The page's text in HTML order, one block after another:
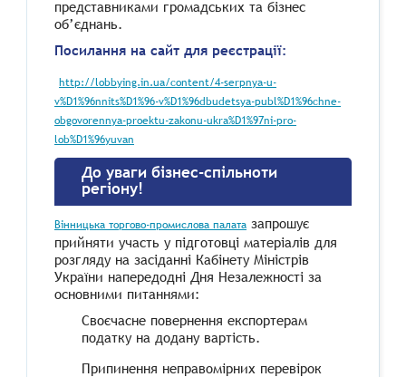
представниками громадських та бізнес
об’єднань.
Посилання на сайт для реєстрації:
http://lobbying.in.ua/content/4-serpnya-u-
v%D1%96nnits%D1%96-v%D1%96dbudetsya-publ%D1%96chne-
obgovorennya-proektu-zakonu-ukra%D1%97ni-pro-
lob%D1%96yuvan
До уваги бізнес-спільноти
регіону!
Вінницька торгово-промислова палата запрошує
прийняти участь у підготовці матеріалів для
розгляду на засіданні Кабінету Міністрів
України напередодні Дня Незалежності за
основними питаннями:
Своєчасне повернення експортерам
податку на додану вартість.
Припинення неправомiрних перевiрок